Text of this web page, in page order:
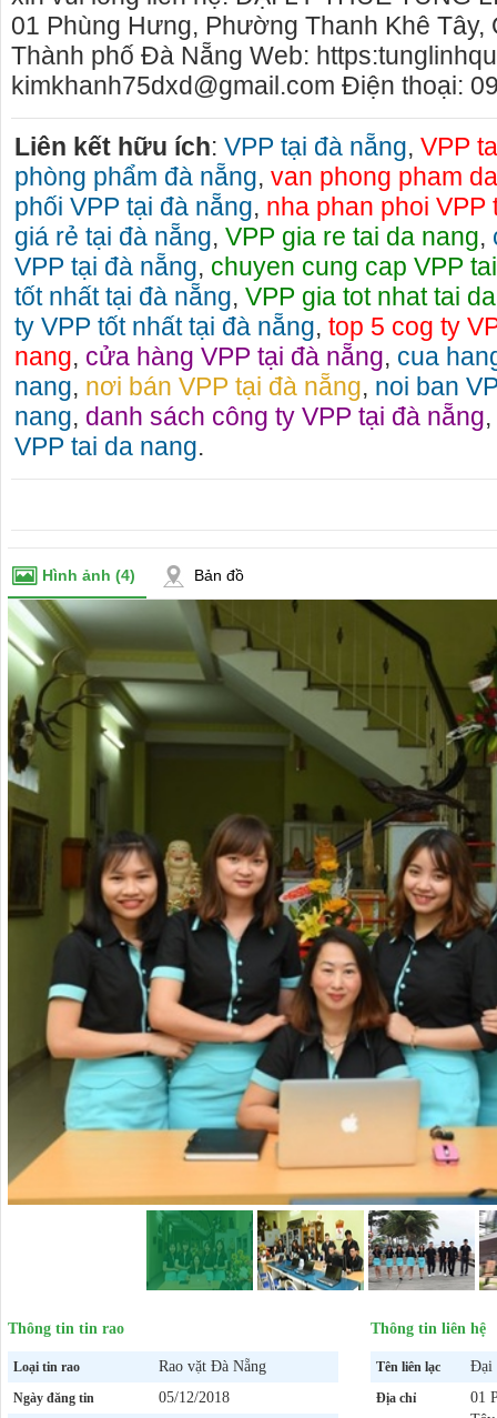
01 Phùng Hưng, Phường Thanh Khê Tây,
Thành phố Đà Nẵng Web:
kimkhanh75dxd@gmail.com Điện thoại:
Liên kết hữu ích: VPP tại đà nẵng, VPP
phòng phẩm đà nẵng, van phong pham
phối VPP tại đà nẵng, nha phan phoi VPP
giá rẻ tại đà nẵng, VPP gia re tai da nang,
VPP tại đà nẵng, chuyen cung cap VPP
tốt nhất tại đà nẵng, VPP gia tot nhat tai
ty VPP tốt nhất tại đà nẵng, top 5 cog ty
nang, cửa hàng VPP tại đà nẵng, cua
nang, nơi bán VPP tại đà nẵng, noi ban
nang, danh sách công ty VPP tại đà nẵng,
VPP tai da nang.
Hình ảnh (4) Bản đồ
Thông tin tin rao
Loại tin rao Rao vặt Đà Nẵng
Ngày đăng tin 05/12/2018
Thông tin liên hệ
Tên liên lạc Đại
Địa chỉ
01